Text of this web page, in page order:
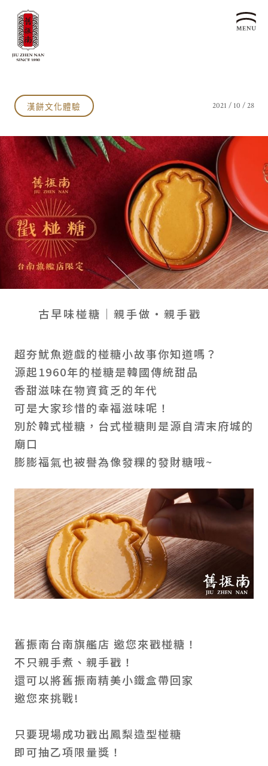
品牌故事
歷史沿革
認識漢餅文化
文化生活誌
24節氣文化
漢餅文化
漢餅文化體驗館
漢餅文化館
文化體驗
產品服務
產品介紹
企業客製贈禮區
預約品鑑
喜餅預約
企業永續
企業永續發展 ESG
永續新聞集
利害關係人
最新消息
聯絡我們
客服中心
會員禮遇
線上購物 會員禮遇 企業客製
© 2026 JIU ZHEN NAN.CO All rights reserved
Site by 很好設計 Goods Design
漢餅文化體驗 2021 / 10 / 28
古早味椪糖｜親手做・親手戳
超夯魷魚遊戲的椪糖小故事你知道嗎？
源起1960年的椪糖是韓國傳統甜品
香甜滋味在物資貧乏的年代
可是大家珍惜的幸福滋味呢！
別於韓式椪糖，台式椪糖則是源自清末府城的
廟口
膨膨福氣也被譽為像發粿的發財糖哦~
舊振南台南旗艦店 邀您來戳椪糖！
不只親手煮、親手戳！
還可以將舊振南精美小鐵盒帶回家
邀您來挑戰!
只要現場成功戳出鳳梨造型椪糖
即可抽乙項限量獎！